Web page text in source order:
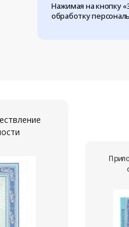
Нажимая на кнопку
обработку